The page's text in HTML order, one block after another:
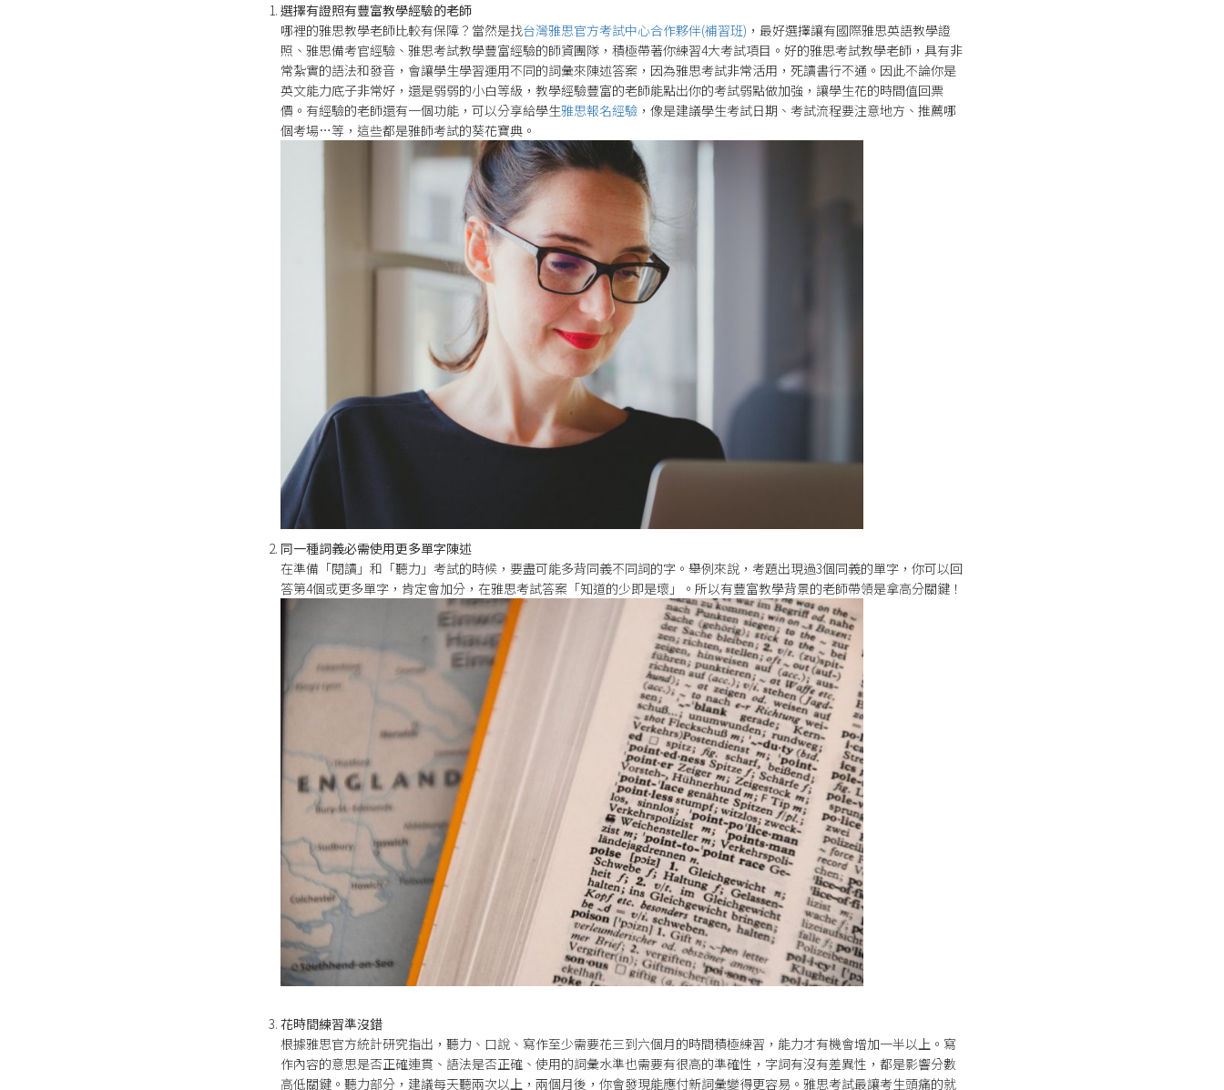
選擇有證照有豐富教學經驗的老師
哪裡的雅思教學老師比較有保障？當然是找台灣雅思官方考試中心合作夥伴(補習班) ，最好選擇讓有國際雅思英語教學證
照、雅思備考官經驗、雅思考試教學豐富經驗的師資團隊，積極帶著你練習4大考試項目。好的雅思考試教學老師，具有非
常紮實的語法和發音，會讓學生學習運用不同的詞彙來陳述答案，因為雅思考試非常活用，死讀書行不通。因此不論你是
英文能力底子非常好，還是弱弱的小白等級，教學經驗豐富的老師能點出你的考試弱點做加強，讓學生花的時間值回票
價。有經驗的老師還有一個功能，可以分享給學生雅思報名經驗，像是建議學生考試日期、考試流程要注意地方、推薦哪
個考場…等，這些都是雅師考試的葵花寶典。
同一種詞義必需使用更多單字陳述
在準備「閱讀」和「聽力」考試的時候，要盡可能多背同義不同詞的字。舉例來說，考題出現過3個同義的單字，你可以回
答第4個或更多單字，肯定會加分，在雅思考試答案「知道的少即是壞」。所以有豐富教學背景的老師帶領是拿高分關鍵！
花時間練習準沒錯
根據雅思官方統計研究指出，聽力、口說、寫作至少需要花三到六個月的時間積極練習，能力才有機會增加一半以上。寫
作內容的意思是否正確連貫、語法是否正確、使用的詞彙水準也需要有很高的準確性，字詞有沒有差異性，都是影響分數
高低關鍵。聽力部分，建議每天聽兩次以上，兩個月後，你會發現能應付新詞彙變得更容易。雅思考試最讓考生頭痛的就